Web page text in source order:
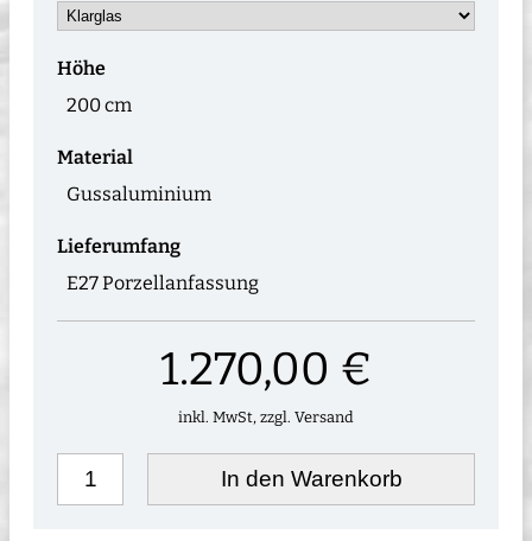
Höhe
200 cm
Material
Gussaluminium
Lieferumfang
E27 Porzellanfassung
1.270,00 €
inkl. MwSt, zzgl. Versand
In den Warenkorb